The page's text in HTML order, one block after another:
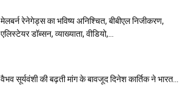
मेलबर्न रेनेगेड्स का भविष्य अनिश्चित, बीबीएल निजीकरण,
एलिस्टेयर डॉब्सन, व्याख्याता, वीडियो,...
वैभव सूर्यवंशी की बढ़ती मांग के बावजूद दिनेश कार्तिक ने भारत...